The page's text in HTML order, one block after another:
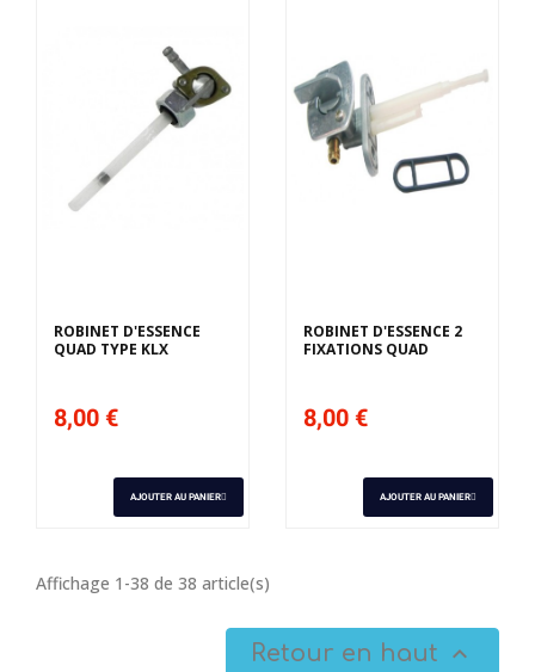
ROBINET D'ESSENCE
QUAD TYPE KLX
8,00 €
AJOUTER AU PANIER
ROBINET D'ESSENCE 2
FIXATIONS QUAD
8,00 €
AJOUTER AU PANIER
Affichage 1-38 de 38 article(s)
Retour en haut 